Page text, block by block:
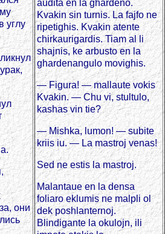
углу
они
audita en la ghardeno.
Kvakin sin turnis. La fajfo ne
ripetighis. Kvakin atente
chirkaurigardis. Tiam al li
shajnis, ke arbusto en la
ghardenangulo movighis.
— Figura! — mallaute vokis
Kvakin. — Chu vi, stultulo,
kashas vin tie?
— Mishka, lumon! — subite
kriis iu. — La mastroj venas!
Sed ne estis la mastroj.
Malantaue en la densa
foliaro eklumis ne malpli ol
dek poshlanternoj.
Blindigante la okulojn, ili